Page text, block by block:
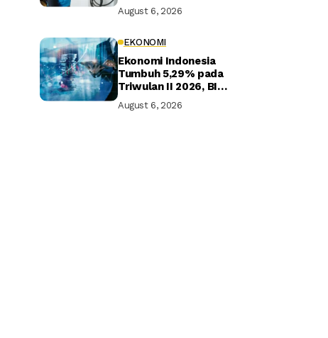
Naik
August 6, 2026
EKONOMI
Ekonomi Indonesia
Tumbuh 5,29% pada
Triwulan II 2026, BI
Tahunan Tercapai
August 6, 2026